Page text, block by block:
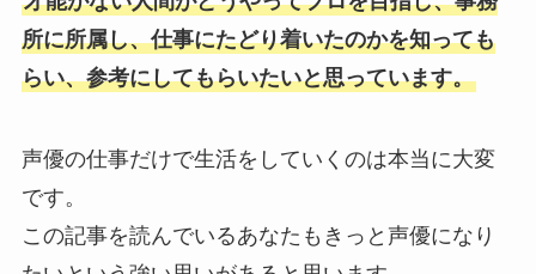
所に所属し、仕事にたどり着いたのかを知っても
らい、参考にしてもらいたいと思っています。
声優の仕事だけで生活をしていくのは本当に大変
です。
この記事を読んでいるあなたもきっと声優になり